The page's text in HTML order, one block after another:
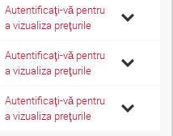
Autentificaţi-vă pentru
a vizualiza preţurile
Autentificaţi-vă pentru
a vizualiza preţurile
Autentificaţi-vă pentru
a vizualiza preţurile